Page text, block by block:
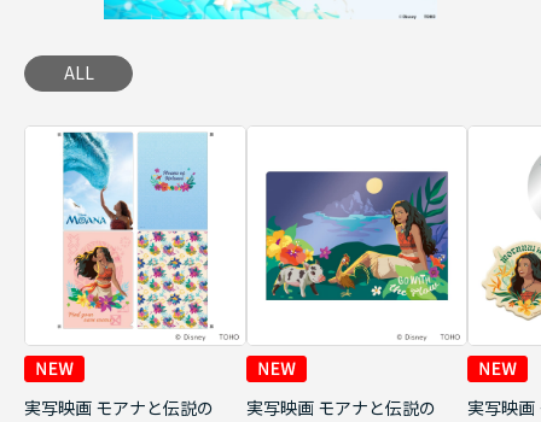
ALL
実写映画 モアナと伝説の
実写映画 モアナと伝説の
実写映画